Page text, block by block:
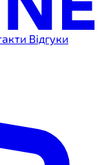
Відгуки